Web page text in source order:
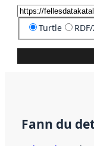
Turtle
Fann du